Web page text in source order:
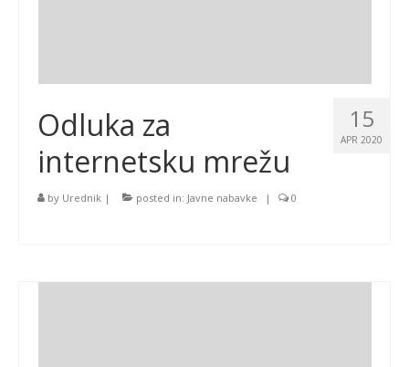
15
APR 2020
Odluka za
internetsku mrežu
by Urednik | posted in: Javne nabavke | 0